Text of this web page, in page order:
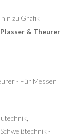
zu Grafik
Plasser & Theurer
- Für Messen
-